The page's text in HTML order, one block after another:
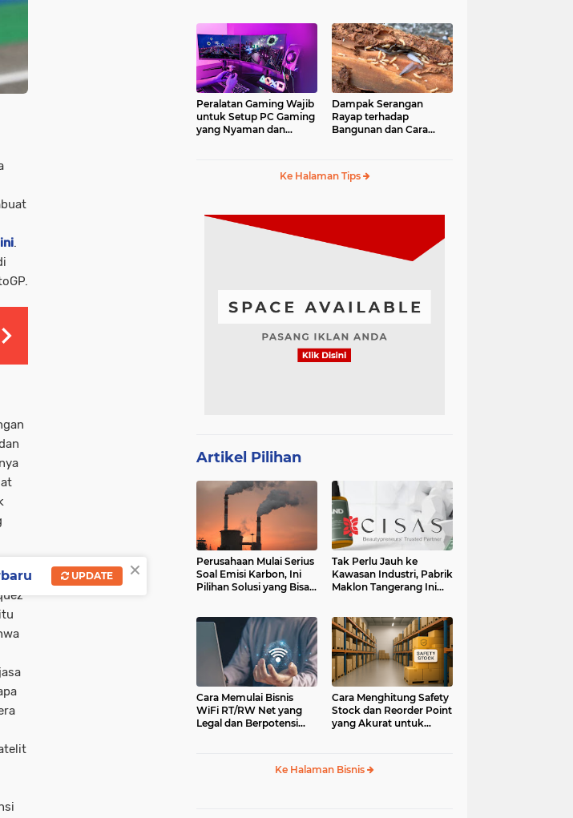
.
Peralatan Gaming Wajib
untuk Setup PC Gaming
yang Nyaman dan
Dampak Serangan
Rayap terhadap
Bangunan dan Cara
Ke Halaman Tips
Artikel Pilihan
Perusahaan Mulai Serius
Soal Emisi Karbon, Ini
Pilihan Solusi yang Bisa
Tak Perlu Jauh ke
Kawasan Industri, Pabrik
Maklon Tangerang Ini
Cara Memulai Bisnis
WiFi RT/RW Net yang
Legal dan Berpotensi
Cara Menghitung Safety
Stock dan Reorder Point
yang Akurat untuk
Ke Halaman Bisnis
×
UPDATE